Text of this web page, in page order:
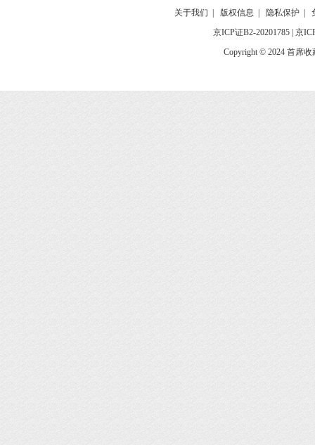
关于我们 版权信息 隐私保护
京ICP证B2-20201785 京
Copyright © 2024 首席收